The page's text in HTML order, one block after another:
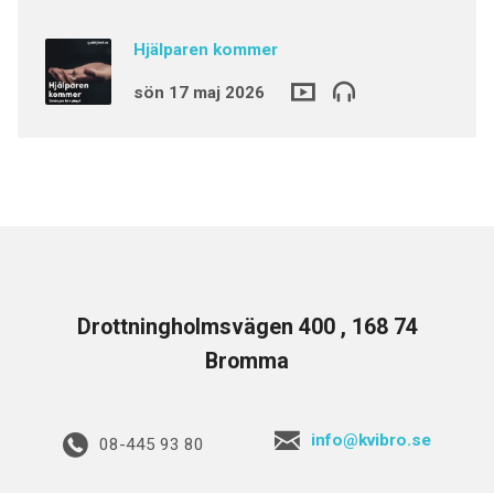
Hjälparen kommer
sön 17 maj 2026
Drottningholmsvägen 400 , 168 74
Bromma
08-445 93 80 info@kvibro.se